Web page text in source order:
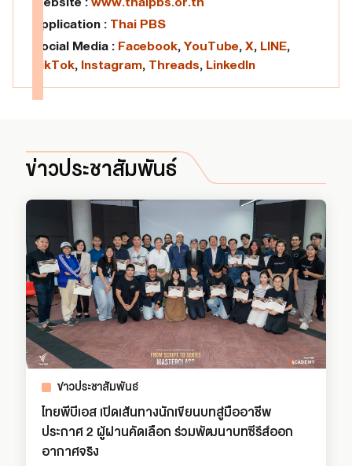
Application : Thai PBS
Social Media : Facebook, YouTube, X, LINE,
TikTok, Instagram, Threads, LinkedIn
ข่าวประชาสัมพันธ์
ข่าวประชาสัมพันธ์
ไทยพีบีเอส เปิดเส้นทางนักเขียนบทสู่มืออาชีพ
ประกาศ 2 ผู้ผ่านคัดเลือก ร่วมพัฒนาบทซีรีส์ออก
อากาศจริง